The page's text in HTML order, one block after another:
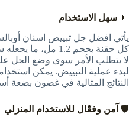
💉 سهل الاستخدام
يأتي افضل جل تبييض اسنان
كل حقنة بحجم 1.2
لا يتطلب الأمر سوى وضع الجل
لبدء عملية التبييض. يمكن
النتائج المثالية في غضون بضعة
🛡️ آمن وفعّال للاستخدام المنزلي